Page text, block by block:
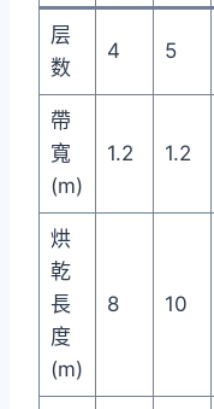
层
数
4 5
帶
寬
(m)
1.2 1.2
烘
乾
長
度
(m)
8 10